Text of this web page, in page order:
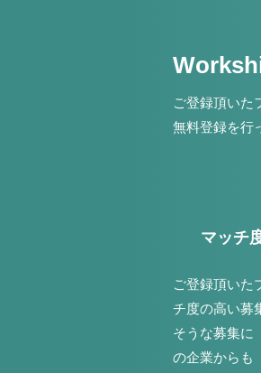
ご登録頂いた
無料登録を行
マッチ
ご登録頂いた
チ度の高い募
そうな募集に
の企業からも